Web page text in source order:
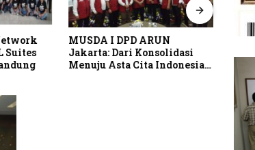
Suites
MUSDA I DPD ARUN
Jakarta: Dari Konsolidasi
Menuju Asta Cita Indonesia